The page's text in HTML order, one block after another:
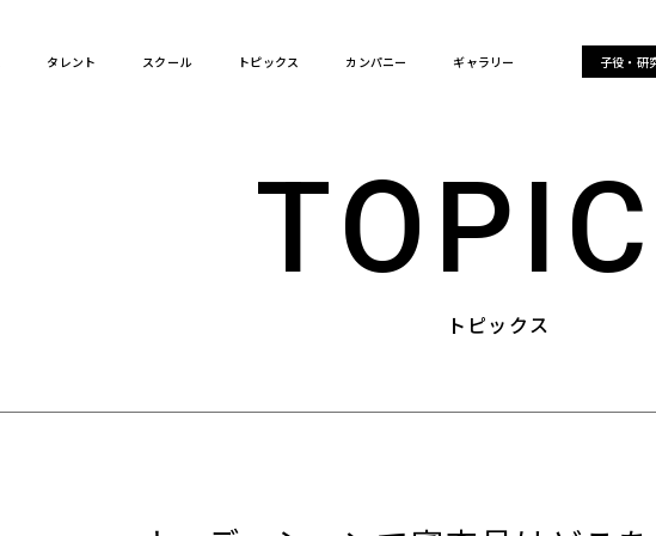
タレント スクール トピックス カンパニー ギャラリー 子役・研
トピックス